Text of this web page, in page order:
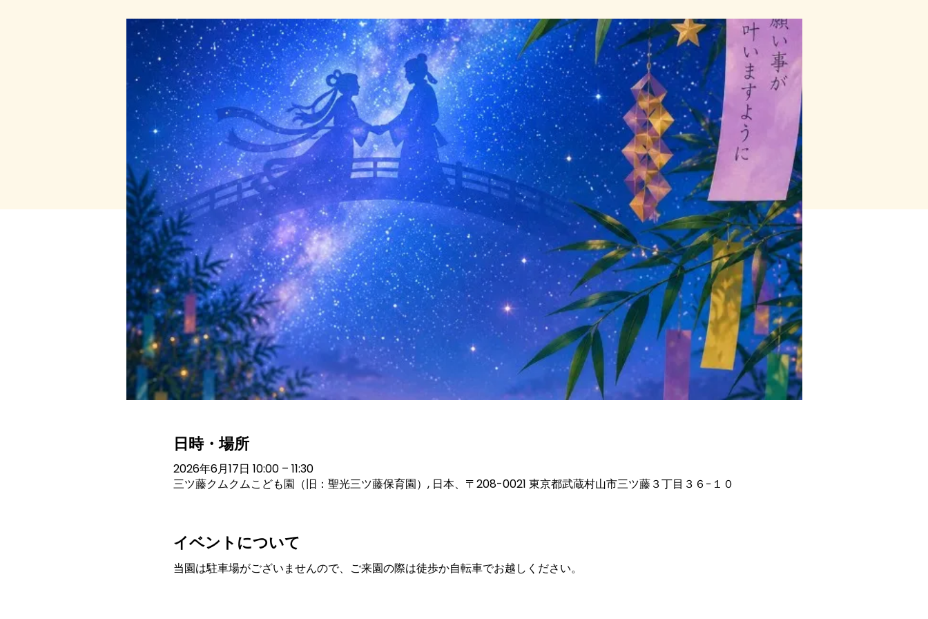
日時・場所
2026年6月17日 10:00 – 11:30
三ツ藤クムクムこども園（旧：聖光三ツ藤保育園）, 日本、〒208-0021 東京都武蔵村山市三ツ藤３丁目３６−１０
イベントについて
当園は駐車場がございませんので、ご来園の際は徒歩か自転車でお越しください。